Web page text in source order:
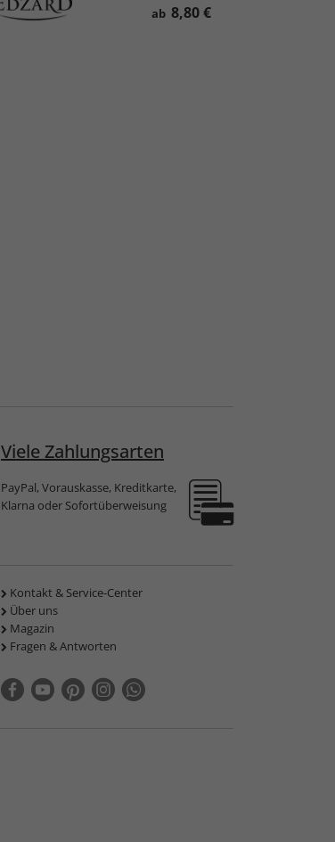
ab 8,80 €
Viele Zahlungsarten
PayPal, Vorauskasse, Kreditkarte,
Klarna oder Sofortüberweisung
Kontakt & Service-Center
Über uns
Magazin
Fragen & Antworten